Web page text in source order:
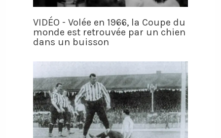
VIDÉO - Volée en 1966, la Coupe du
monde est retrouvée par un chien
dans un buisson